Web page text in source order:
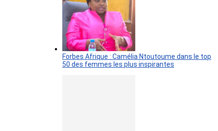
Forbes Afrique : Camélia Ntoutoume dans le top
50 des femmes les plus inspirantes